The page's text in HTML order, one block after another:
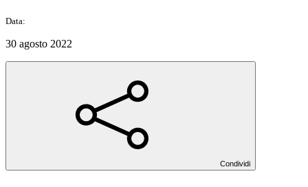
Data:
30 agosto 2022
Condividi